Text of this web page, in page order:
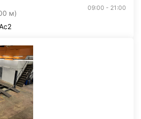
м)
09:00 - 21:00